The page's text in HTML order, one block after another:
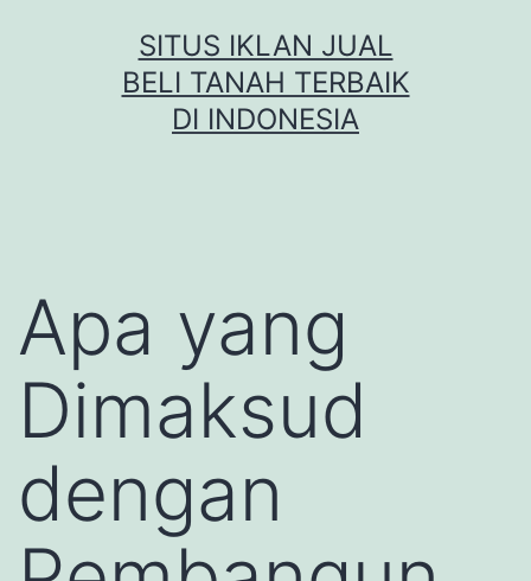
SITUS IKLAN JUAL
BELI TANAH TERBAIK
DI INDONESIA
Apa yang
Dimaksud
dengan